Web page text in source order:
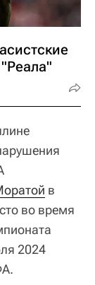
в
во время
2024